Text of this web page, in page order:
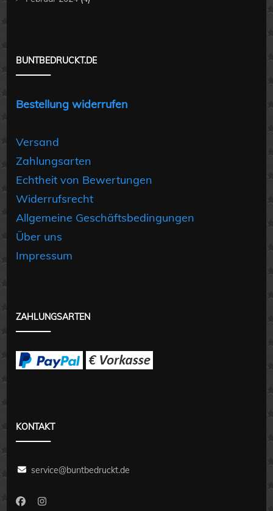
BUNTBEDRUCKT.DE
Bestellung widerrufen
Versand
Zahlungsarten
Echtheit von Bewertungen
Widerrufsrecht
Allgemeine Geschäftsbedingungen
Über uns
Impressum
ZAHLUNGSARTEN
KONTAKT
service@buntbedruckt.de